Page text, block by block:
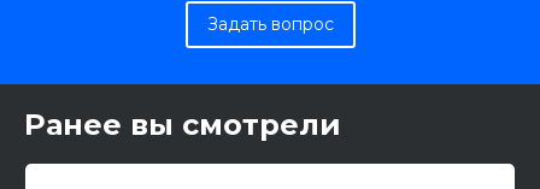
Задать вопрос
Ранее вы смотрели